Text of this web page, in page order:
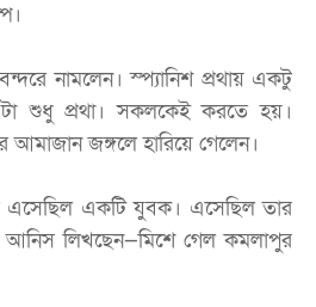
নামলেন। স্প্যানিশ প্রথায় একটু
শুধু প্রথা। সকলকেই করতে হয়।
আমাজান জঙ্গলে হারিয়ে গেলেন।
এসেছিল একটি যুবক। এসেছিল তার
আনিস লিখছেন—মিশে গেল কমলাপুর